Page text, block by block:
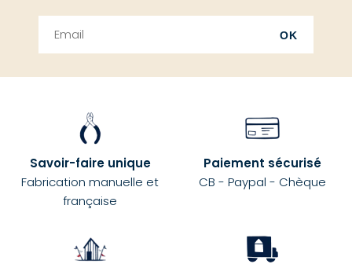
OK
Savoir-faire unique
Fabrication manuelle et
française
Paiement sécurisé
CB - Paypal - Chèque